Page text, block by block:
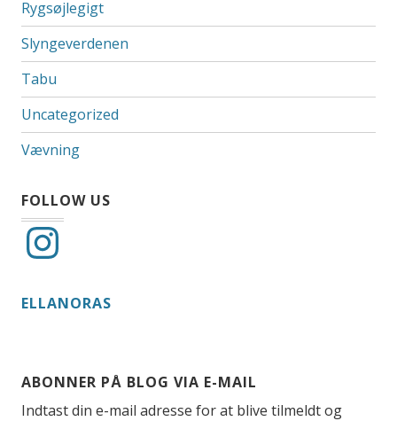
Rygsøjlegigt
Slyngeverdenen
Tabu
Uncategorized
Vævning
FOLLOW US
Instagram
ELLANORAS
ABONNER PÅ BLOG VIA E-MAIL
Indtast din e-mail adresse for at blive tilmeldt og